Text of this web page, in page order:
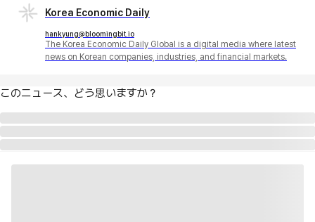
Korea Economic Daily
hankyung@bloomingbit.io
The Korea Economic Daily Global is a digital media where latest
news on Korean companies, industries, and financial markets.
このニュース、どう思いますか？